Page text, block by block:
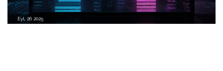
Eyl, 26 2025